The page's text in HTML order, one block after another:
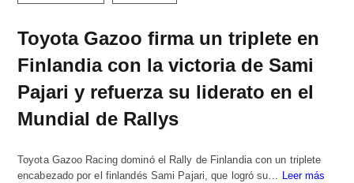
Toyota Gazoo firma un triplete en
Finlandia con la victoria de Sami
Pajari y refuerza su liderato en el
Mundial de Rallys
Toyota Gazoo Racing dominó el Rally de Finlandia con un triplete
encabezado por el finlandés Sami Pajari, que logró su… Leer más